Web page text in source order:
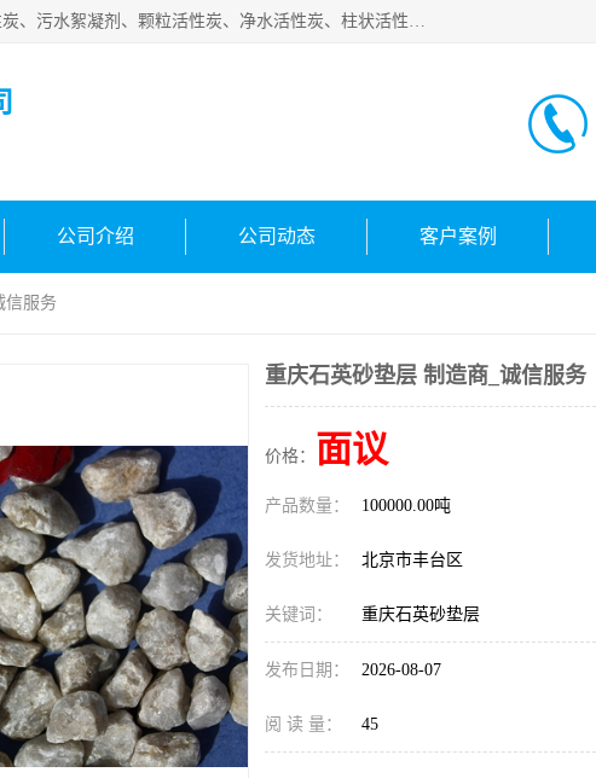
北京中航豫泓环保技术有限公司主要生产经营蜂窝状活性炭、椰子壳活性炭、污水絮凝剂、颗粒活性炭、净水活性炭、柱状活性炭等水处理和空气净化产品，品质信赖、服务保障。是您理想的合作伙伴。欢迎来电咨询！
公司介绍 公司动态 客户案例
信服务
重庆石英砂垫层 制造商_诚信服务
价格： 面议
产品数量： 100000.00吨
发货地址： 北京市丰台区
关键词： 重庆石英砂垫层
发布日期： 2026-08-07
阅 读 量： 45